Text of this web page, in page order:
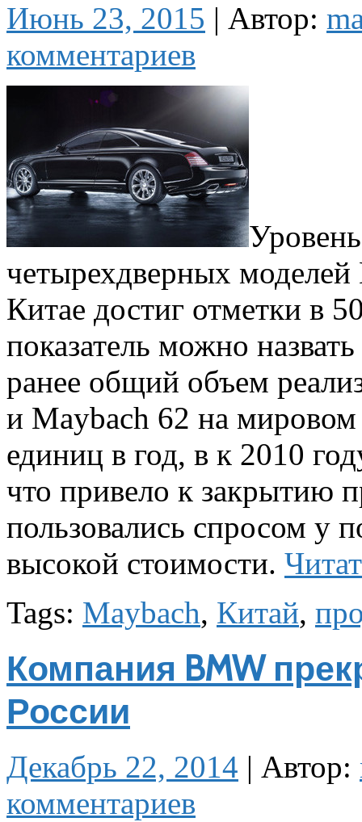
Июнь 23, 2015 | Автор:
комментариев
четырехдверных
Китае достиг отметки в
показатель можно
ранее общий объем
и Maybach 62 на
единиц в год, в к 2010
что привело к закрытию
пользовались спросом у
высокой стоимости.
Tags: Maybach, Китай,
Компания BMW
России
Декабрь 22, 2014 | Автор:
комментариев